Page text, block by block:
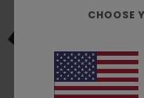
CHOOSE